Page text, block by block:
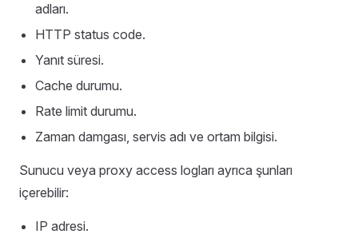
adları.
HTTP status code.
Yanıt süresi.
Cache durumu.
Rate limit durumu.
Zaman damgası, servis adı ve ortam bilgisi.
Sunucu veya proxy access logları ayrıca şunları
içerebilir:
IP adresi.